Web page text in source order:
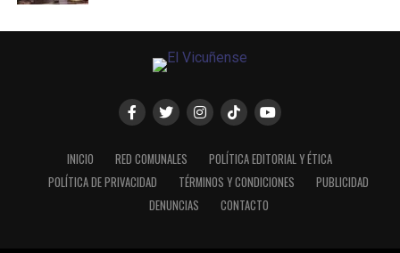
INICIO RED COMUNALES
POLÍTICA EDITORIAL Y ÉTICA
POLÍTICA DE PRIVACIDAD
TÉRMINOS Y CONDICIONES
PUBLICIDAD
DENUNCIAS
CONTACTO